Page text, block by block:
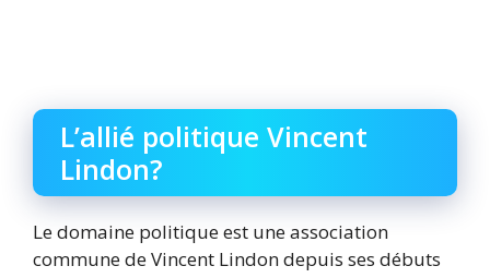
L’allié politique Vincent
Lindon?
Le domaine politique est une association
commune de Vincent Lindon depuis ses débuts